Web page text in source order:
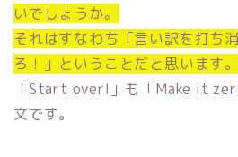
いでしょうか。
それはすなわち「言い訳を打ち
ろ！」ということだと思います。
「Start over!」も「Make it
文です。